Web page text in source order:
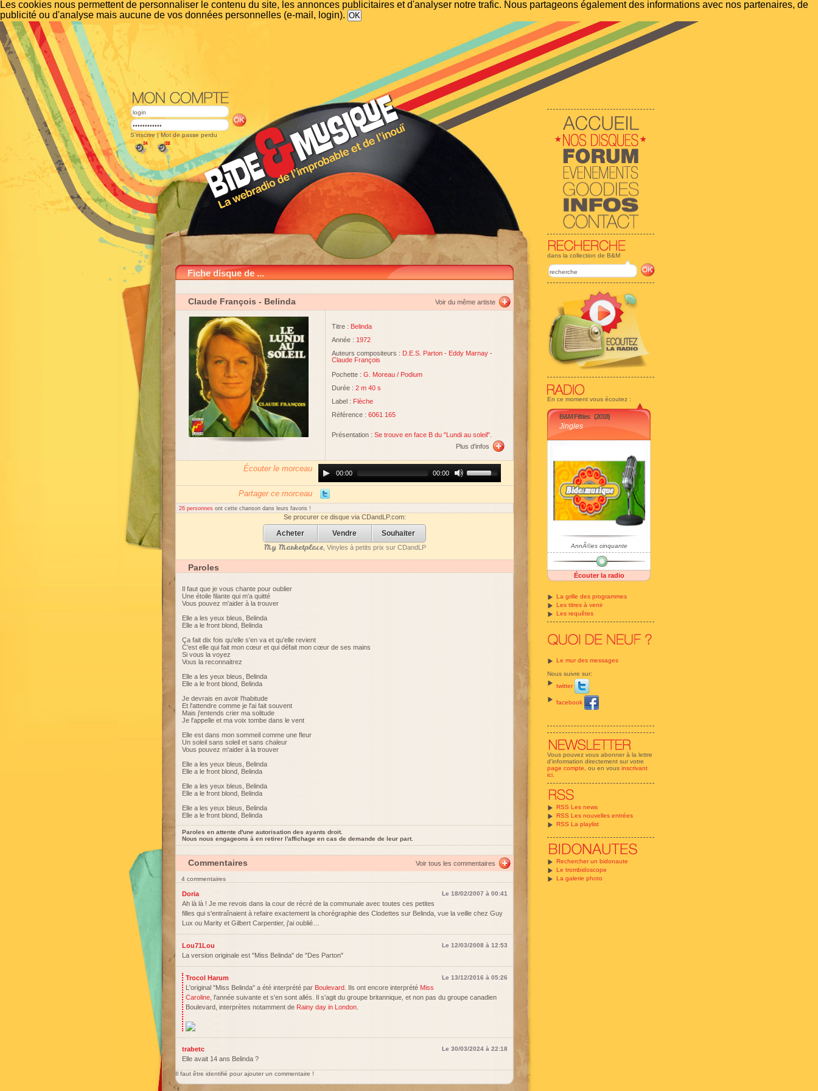
Les cookies nous permettent de personnaliser le contenu du site, les annonces publicitaires et d'analyser notre trafic. Nous partageons également des informations avec nos partenaires, de
publicité ou d'analyse mais aucune de vos données personnelles (e-mail, login).
dans la collection de B&M
En ce moment vous écoutez :
B&M Fifties (2018)
Jingles
AnnÃ©es cinquante
Écouter la radio
La grille des programmes
Les titres à venir
Les requêtes
Le mur des messages
Nous suivre sur:
twitter
facebook
Vous pouvez vous abonner à la lettre
d'information directement sur votre
page compte , ou en vous inscrivant
ici
RSS Les news
RSS Les nouvelles entrées
RSS La playlist
Rechercher un bidonaute
Le trombidoscope
La galerie photo
S'inscrire | Mot de passe perdu
Fiche disque de ...
Claude François - Belinda Voir du même artiste
Titre : Belinda
Année : 1972
Auteurs compositeurs : D.E.S. Parton - Eddy Marnay -
Claude François
Pochette : G. Moreau / Podium
Durée : 2 m 40 s
Label : Flèche
Référence : 6061 165
Présentation : Se trouve en face B du "Lundi au soleil".
Plus d'infos
Écouter le morceau
Player00:00 00:00
Up/Down
Arrow
increase
or
Partager ce morceau
26 personnes ont cette chanson dans leurs favoris !
Se procurer ce disque via CDandLP.com:
Acheter Vendre Souhaiter
My Marketplace, Vinyles à petits prix sur CDandLP
Paroles
Il faut que je vous chante pour oublier
Une étoile filante qui m'a quitté
Vous pouvez m'aider à la trouver
Elle a les yeux bleus, Belinda
Elle a le front blond, Belinda
Ça fait dix fois qu'elle s'en va et qu'elle revient
C'est elle qui fait mon cœur et qui défait mon cœur de ses mains
Si vous la voyez
Vous la reconnaitrez
Elle a les yeux bleus, Belinda
Elle a le front blond, Belinda
Je devrais en avoir l'habitude
Et l'attendre comme je l'ai fait souvent
Mais j'entends crier ma solitude
Je l'appelle et ma voix tombe dans le vent
Elle est dans mon sommeil comme une fleur
Un soleil sans soleil et sans chaleur
Vous pouvez m'aider à la trouver
Elle a les yeux bleus, Belinda
Elle a le front blond, Belinda
Elle a les yeux bleus, Belinda
Elle a le front blond, Belinda
Elle a les yeux bleus, Belinda
Elle a le front blond, Belinda
Paroles en attente d'une autorisation des ayants droit.
Nous nous engageons à en retirer l'affichage en cas de demande de leur part.
Commentaires Voir tous les commentaires
4 commentaires
Doria Le 18/02/2007 à 00:41
Ah là là ! Je me revois dans la cour de récré de la communale avec toutes ces petites
filles qui s'entraînaient à refaire exactement la chorégraphie des Clodettes sur Belinda, vue la veille chez Guy
Lux ou Marity et Gilbert Carpentier, j'ai oublié…
Lou71Lou Le 12/03/2008 à 12:53
La version originale est "Miss Belinda" de "Des Parton"
Trocol Harum Le 13/12/2016 à 05:26
L'original "Miss Belinda" a été interprété par Boulevard . Ils ont encore interprété Miss
Caroline , l'année suivante et s'en sont allés. Il s'agit du groupe britannique, et non pas du groupe canadien
Boulevard, interprètes notamment de Rainy day in London
trabetc Le 30/03/2024 à 22:18
Elle avait 14 ans Belinda ?
Il faut être identifié pour ajouter un commentaire !